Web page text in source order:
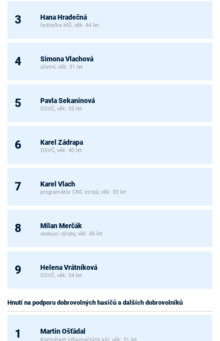
3 Hana Hradečná
ředitelka MŠ, věk: 44 let
4 Simona Vlachová
účetní, věk: 31 let
5 Pavla Sekaninová
OSVČ, věk: 35 let
6 Karel Zádrapa
OSVČ, věk: 40 let
7 Karel Vlach
programátor CNC strojů, věk: 33 let
8 Milan Merčák
vedoucí výroby, věk: 45 let
9 Helena Vrátníková
OSVČ, věk: 34 let
Hnutí na podporu dobrovolných hasičů a dalších dobrovolníků
1 Martin Ošťádal
Konzultant informačních sítí, věk: 31 let